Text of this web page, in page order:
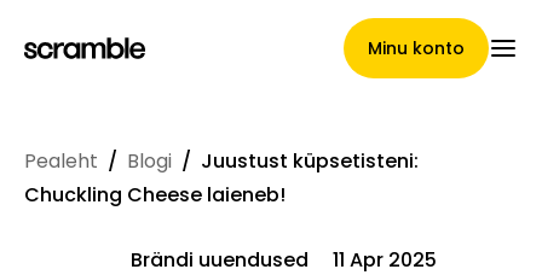
Minu konto
Pealeht
Pealeht / Blogi / Juustust küpsetisteni:
Chuckling Cheese laieneb!
Brändi uuendused 11 Apr 2025